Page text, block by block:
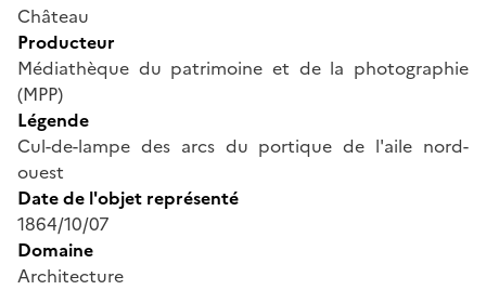
Château
Producteur
Médiathèque du patrimoine et de la photographie
(MPP)
Légende
Cul-de-lampe des arcs du portique de l'aile nord-
ouest
Date de l'objet représenté
1864/10/07
Domaine
Architecture